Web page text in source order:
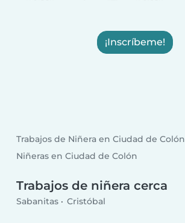
¡Inscríbeme!
Trabajos de Niñera en Ciudad de Colón
Niñeras en Ciudad de Colón
Trabajos de niñera cerca
Sabanitas Cristóbal